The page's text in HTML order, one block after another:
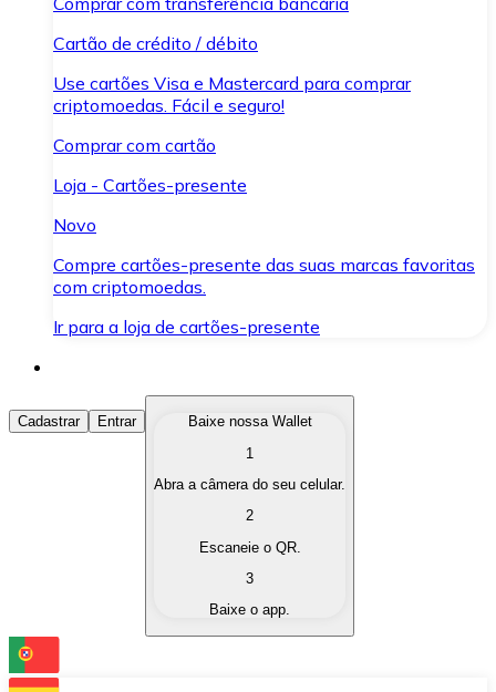
Cartão de crédito / débito
Use cartões Visa e Mastercard para comprar
criptomoedas. Fácil e seguro!
Comprar com cartão
Loja - Cartões-presente
Novo
Compre cartões-presente das suas marcas favoritas
com criptomoedas.
Ir para a loja de cartões-presente
Comprar Criptomoedas
Compre as criptomoedas de seu interesse de forma
Converta suas criptomoedas em moeda fiduciária
Troque uma criptomoeda por outra
Cadastrar Entrar
Baixe nossa Wallet
1
Abra a câmera do seu celular.
2
Escaneie o QR.
3
Baixe o app.